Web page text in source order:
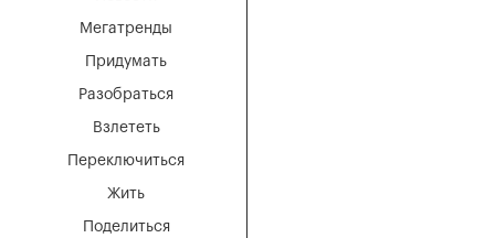
Мегатренды
Придумать
Разобраться
Взлететь
Переключиться
Жить
Поделиться